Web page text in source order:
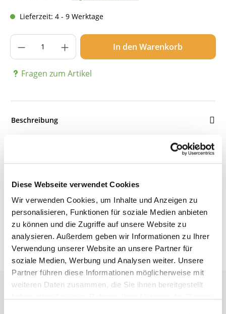
Diese Webseite verwendet Cookies
Wir verwenden Cookies, um Inhalte und Anzeigen zu
personalisieren, Funktionen für soziale Medien anbieten
zu können und die Zugriffe auf unsere Website zu
analysieren. Außerdem geben wir Informationen zu Ihrer
Verwendung unserer Website an unsere Partner für
soziale Medien, Werbung und Analysen weiter. Unsere
Partner führen diese Informationen möglicherweise mit
weiteren Daten zusammen, die Sie ihnen bereitgestellt
Lieferzeit: 4 - 9 Werktage
Produkt Anzahl: Gib den gewünschten
In den Warenkorb
Fragen zum Artikel
Beschreibung
Bewertungen